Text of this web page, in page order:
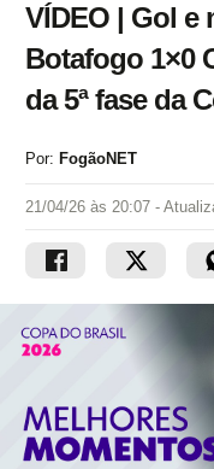
VÍDEO | Gol e
Botafogo 1×0
da 5ª fase da
Por: FogãoNET
21/04/26 às 20:07 -